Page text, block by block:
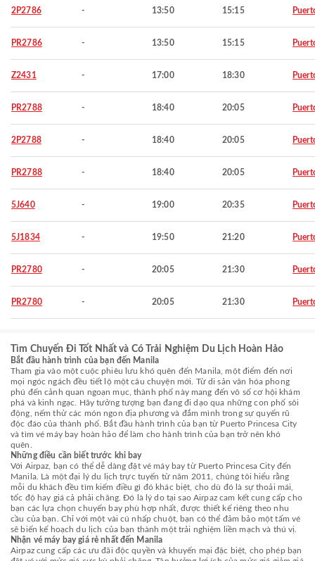
2P2786 - 13:50 15:15
PR2786 - 13:50 15:15
Z2431 - 17:00 18:30
PR2788 - 18:40 20:05
2P2788 - 18:40 20:05
PR2788 - 18:40 20:05
5J640 - 19:00 20:35
5J1834 - 19:50 21:20
PR2780 - 20:05 21:30
PR2780 - 20:05 21:30
Tìm Chuyến Đi Tốt Nhất và Có Trải Nghiệm Du Lịch Hoàn Hảo
Bắt đầu hành trình của bạn đến Manila
Tham gia vào một cuộc phiêu lưu khó quên đến Manila, một điểm đến nơi
mọi ngóc ngách đều tiết lộ một câu chuyện mới. Từ di sản văn hóa phong
phú đến cảnh quan ngoạn mục, thành phố này mang đến vô số cơ hội khám
phá và kinh ngạc. Hãy tưởng tượng bạn đang đi dạo qua những con phố sôi
động, nếm thử các món ngon địa phương và đắm mình trong sự quyến rũ
độc đáo của thành phố. Bắt đầu hành trình của bạn từ Puerto Princesa City
và tìm vé máy bay hoàn hảo để làm cho hành trình của bạn trở nên khó
quên.
Những điều cần biết trước khi bay
Với Airpaz, bạn có thể dễ dàng đặt vé máy bay từ Puerto Princesa City đến
Manila. Là một đại lý du lịch trực tuyến từ năm 2011, chúng tôi hiểu rằng
mỗi du khách đều tìm kiếm điều gì đó khác biệt, cho dù đó là sự thoải mái,
tốc độ hay giá cả phải chăng. Đó là lý do tại sao Airpaz cam kết cung cấp cho
bạn các lựa chọn chuyến bay phù hợp nhất, được thiết kế riêng theo nhu
cầu của bạn. Chỉ với một vài cú nhấp chuột, bạn có thể đảm bảo một tấm vé
sẽ biến kế hoạch du lịch của bạn thành một trải nghiệm liền mạch và thú vị.
Nhận vé máy bay giá rẻ nhất đến Manila
Airpaz cung cấp các ưu đãi độc quyền và khuyến mại đặc biệt, cho phép bạn